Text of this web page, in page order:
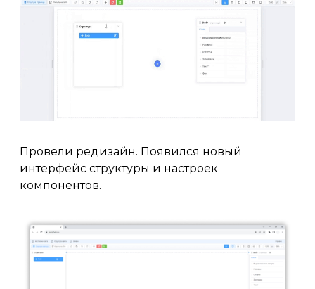
Провели редизайн. Появился новый
интерфейс структуры и настроек
компонентов.